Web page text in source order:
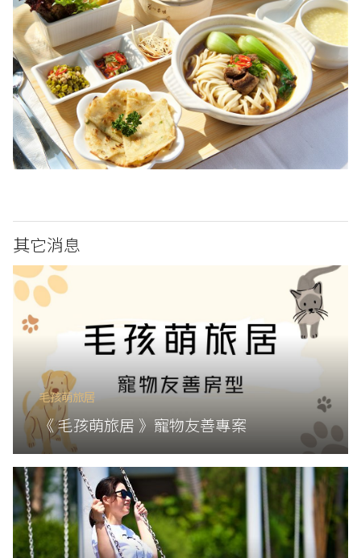
其它消息
毛孩萌旅居
《 毛孩萌旅居 》寵物友善專案